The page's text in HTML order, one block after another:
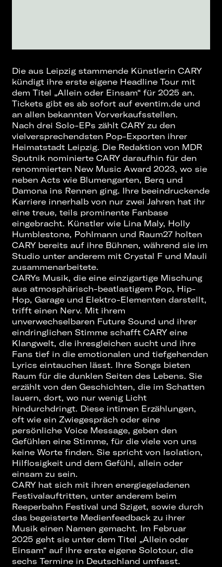
Die aus Leipzig stammende Künstlerin CARY
kündigt ihre erste eigene Headline Tour mit
dem Titel „Allein oder Einsam“ für 2025 an.
Tickets gibt es ab sofort auf eventim.de und
an allen bekannten Vorverkaufsstellen.
Nach drei Solo-EPs zählt CARY zu den
vielversprechendsten Pop-Exporten ihrer
Heimatstadt Leipzig. Die Redaktion von MDR
Sputnik nominierte CARY daraufhin für den
renommierten New Music Award 2023, wo sie
neben Acts wie Blumengarten, Berq und
Damona ins Rennen ging. Ihre beeindruckende
Karriere innerhalb von nur zwei Jahren hat ihr
eine treue, teils prominente Fanbase
eingebracht. Künstler wie Lina Maly, Holly
Humblestone, Pohlmann und Raum27 holten
CARY bereits auf ihre Bühnen, während sie im
Studio unter anderem mit Crystal F und Mauli
zusammenarbeitete.
CARYs Musik, die eine einzigartige Mischung
aus atmosphärisch-beatlastigem Pop, Hip-
Hop, Garage und Elektro-Elementen darstellt,
trifft einen Nerv. Mit ihrem
unverwechselbaren Future Sound und ihrer
eindringlichen Stimme schafft CARY eine
Klangwelt, die ihresgleichen sucht und ihre
Fans tief in die emotionalen und tiefgehenden
Lyrics eintauchen lässt. Ihre Songs bieten
Raum für die dunklen Seiten des Lebens. Sie
erzählt von den Geschichten, die im Schatten
lauern, dort, wo nur wenig Licht
hindurchdringt. Diese intimen Erzählungen,
oft wie ein Zwiegespräch oder eine
persönliche Voice Message, geben den
Gefühlen eine Stimme, für die viele von uns
keine Worte finden. Sie spricht von Isolation,
Hilflosigkeit und dem Gefühl, allein oder
einsam zu sein.
CARY hat sich mit ihren energiegeladenen
Festivalauftritten, unter anderem beim
Reeperbahn Festival und Sziget, sowie durch
das begeisterte Medienfeedback zu ihrer
Musik einen Namen gemacht. Im Februar
2025 geht sie unter dem Titel „Allein oder
Einsam“ auf ihre erste eigene Solotour, die
sechs Termine in Deutschland umfasst.